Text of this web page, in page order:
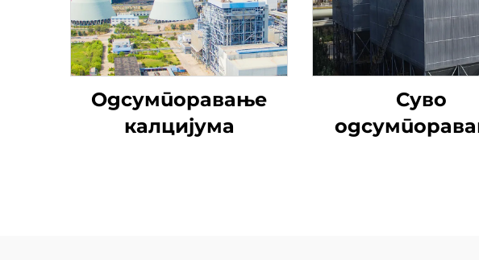
Одсумпоравање
калцијума
Суво